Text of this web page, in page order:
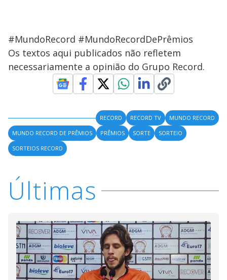
#MundoRecord #MundoRecordDePrêmios
Os textos aqui publicados não refletem
necessariamente a opinião do Grupo Record.
RECORD RECORD TV
MUNDO RECORD
MUNDO RECORD DE PRÊMIOS
PRÊMIOS SORTE
SORTEIO
SORTEIOS RECORD
Últimas